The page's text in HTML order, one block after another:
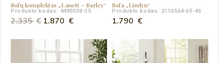
Sofų komplektas „Lanett – Barley“
Produkto kodas: 4490038-35
2.335€ Original
1.870 €Current
1.870 €.
Sofa „Lindyn“
Produkto kodas: 2110564-65-46
1.790 €